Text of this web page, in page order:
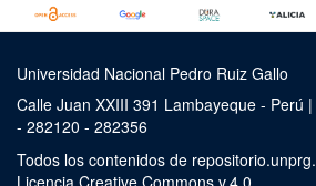
Universidad Nacional Pedro Ruiz Gallo
Calle Juan XXIII 391 Lambayeque - Perú
- 282120 - 282356
Todos los contenidos de